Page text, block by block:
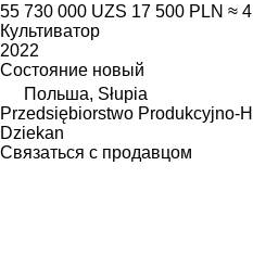
55 730 000 UZS 17 500 PLN ≈
Культиватор
2022
Состояние новый
Польша, Słupia
Przedsiębiorstwo Produkcyjno-
Dziekan
Связаться с продавцом